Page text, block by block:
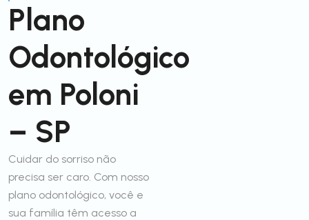
Plano
Odontológico
em Poloni
– SP
Cuidar do sorriso não
precisa ser caro. Com nosso
plano odontológico, você e
sua família têm acesso a